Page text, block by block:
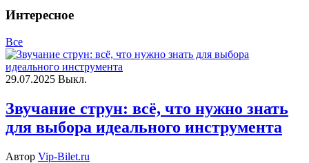
Интересное
Все
29.07.2025 Выкл.
Звучание струн: всё, что нужно знать
для выбора идеального инструмента
Автор Vip-Bilet.ru